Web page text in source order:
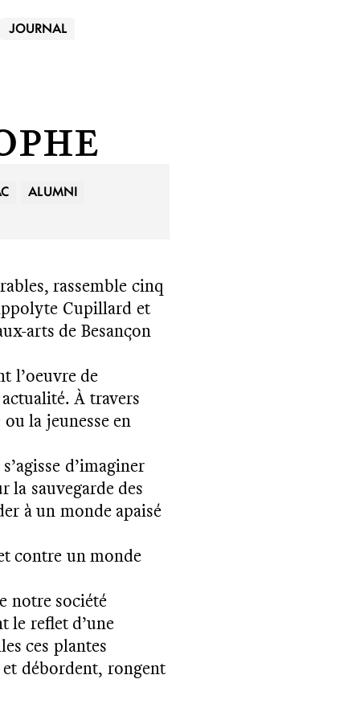
JOURNAL
ALUMNI
rassemble cinq
Cupillard et
arts de Besançon
l’oeuvre de
À travers
la jeunesse en
d’imaginer
la sauvegarde des
à un monde apaisé
contre un monde
notre société
le reflet d’une
ces plantes
débordent, rongent